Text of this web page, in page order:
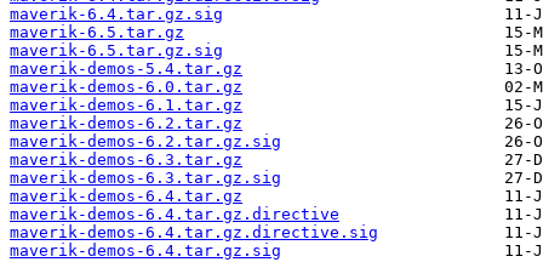
maverik-6.4.tar.gz.sig
maverik-6.5.tar.gz
maverik-6.5.tar.gz.sig
maverik-demos-5.4.tar.gz
maverik-demos-6.0.tar.gz
maverik-demos-6.1.tar.gz
maverik-demos-6.2.tar.gz
maverik-demos-6.2.tar.gz.sig
maverik-demos-6.3.tar.gz
maverik-demos-6.3.tar.gz.sig
maverik-demos-6.4.tar.gz
maverik-demos-6.4.tar.gz.directive
maverik-demos-6.4.tar.gz.directive.sig
maverik-demos-6.4.tar.gz.sig